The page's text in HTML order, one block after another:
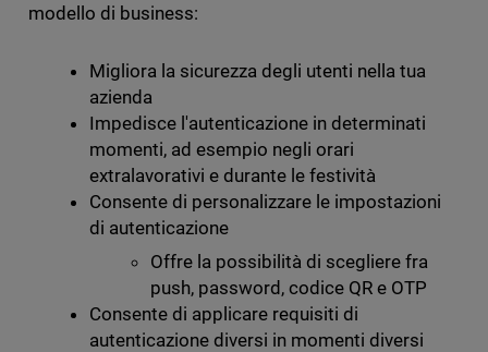
modello di business:
Migliora la sicurezza degli utenti nella tua
azienda
Impedisce l'autenticazione in determinati
momenti, ad esempio negli orari
extralavorativi e durante le festività
Consente di personalizzare le impostazioni
di autenticazione
Offre la possibilità di scegliere fra
push, password, codice QR e OTP
Consente di applicare requisiti di
autenticazione diversi in momenti diversi